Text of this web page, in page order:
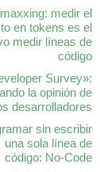
medir el
en tokens es el
medir líneas de
código
Survey»:
la opinión de
desarrolladores
sin escribir
una sola línea de
código: No-Code